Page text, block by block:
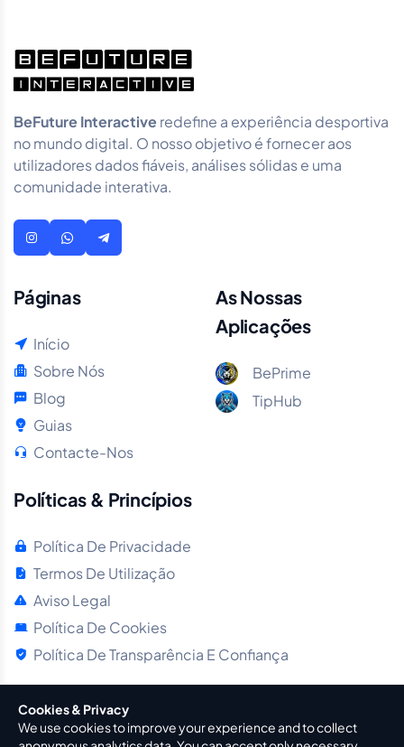
BeFuture Interactiveredefine a experiência desportiva
no mundo digital. O nosso objetivo é fornecer aos
utilizadores dados fiáveis, análises sólidas e uma
comunidade interativa.
Páginas
Início
Sobre Nós
Blog
Guias
Contacte-Nos
As Nossas
Aplicações
BePrime
TipHub
Políticas & Princípios
Política De Privacidade
Termos De Utilização
Aviso Legal
Política De Cookies
Política De Transparência E Confiança
Cookies & Privacy
We use cookies to improve your experience and to collect